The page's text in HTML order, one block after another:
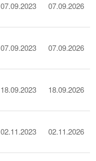
07.09.2023 07.09.2026
07.09.2023 07.09.2026
18.09.2023 18.09.2026
02.11.2023 02.11.2026